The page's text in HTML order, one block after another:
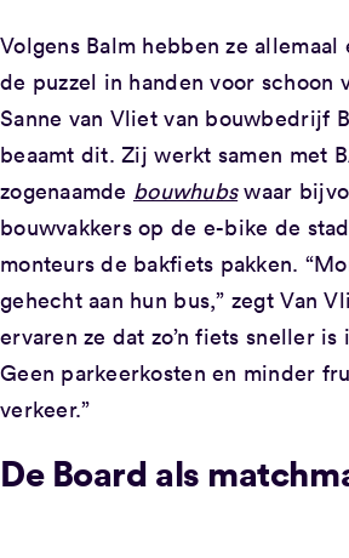
Volgens Balm hebben ze allemaal
de puzzel in handen voor schoon
Sanne van Vliet van bouwbedrijf
beaamt dit. Zij werkt samen met
zogenaamde bouwhubswaar
bouwvakkers op de e-bike de
monteurs de bakfiets pakken.
gehecht aan hun bus,” zegt Van
ervaren ze dat zo’n fiets sneller is
Geen parkeerkosten en minder
verkeer.”
De Board als